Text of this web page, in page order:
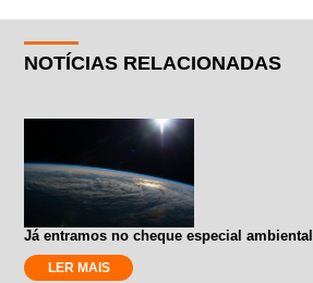
NOTÍCIAS RELACIONADAS
Já entramos no cheque especial ambiental
LER MAIS